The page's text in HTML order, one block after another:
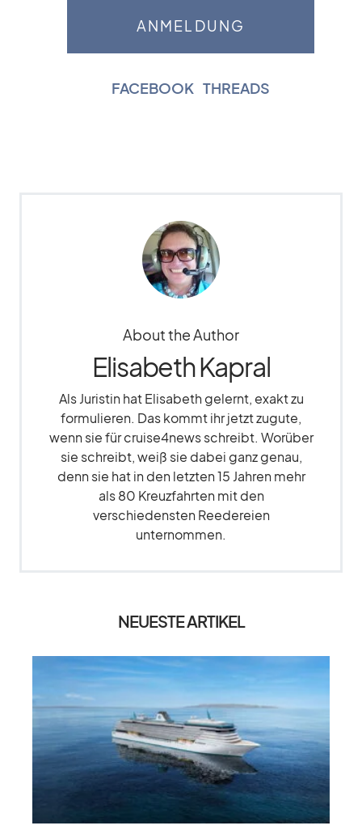
FACEBOOK THREADS
About the Author
Elisabeth Kapral
Als Juristin hat Elisabeth gelernt, exakt zu
formulieren. Das kommt ihr jetzt zugute,
wenn sie für cruise4news schreibt. Worüber
sie schreibt, weiß sie dabei ganz genau,
denn sie hat in den letzten 15 Jahren mehr
als 80 Kreuzfahrten mit den
verschiedensten Reedereien
unternommen.
NEUESTE ARTIKEL